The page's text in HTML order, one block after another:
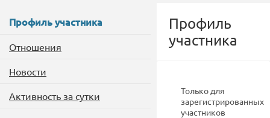
Профиль участника
Отношения
Новости
Активность за сутки
Профиль
участника
Только для
зарегистрированных
участников